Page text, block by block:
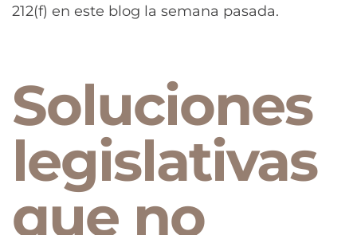
212(f) en este blog la semana pasada.
Soluciones
legislativas
que no